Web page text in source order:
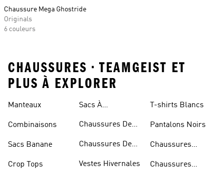
Chaussure Mega Ghostride
Originals
6 couleurs
CHAUSSURES • TEAMGEIST ET
PLUS À EXPLORER
Manteaux
Combinaisons
Sacs Banane
Crop Tops
Sacs À
Chaussures De
Chaussures De
Vestes Hivernales
T-shirts Blancs
Pantalons Noirs
Chaussures
Chaussures